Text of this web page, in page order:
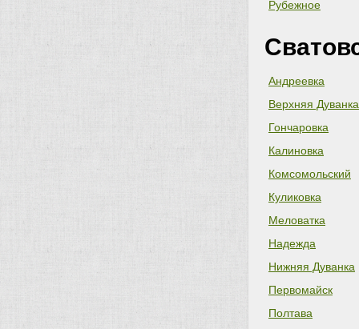
Рубежное
Андреевка
Верхняя Дуванка
Гончаровка
Калиновка
Комсомольский
Куликовка
Меловатка
Надежда
Нижняя Дуванка
Первомайск
Полтава